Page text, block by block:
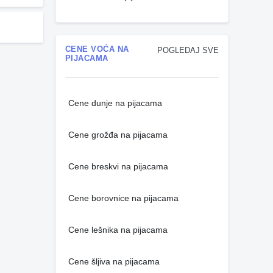
POGLEDAJ SVE
CENE VOĆA NA
PIJACAMA
Cene dunje na pijacama
Cene grožđa na pijacama
Cene breskvi na pijacama
Cene borovnice na pijacama
Cene lešnika na pijacama
Cene šljiva na pijacama